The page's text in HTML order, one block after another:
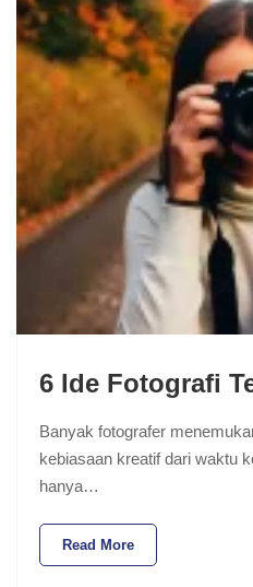
6 Ide Fotografi
Banyak fotografer
kebiasaan kreatif dari waktu
hanya…
Read More